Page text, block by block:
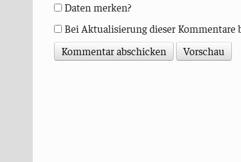
Daten merken?
Bei Aktualisierung dieser Kommentare